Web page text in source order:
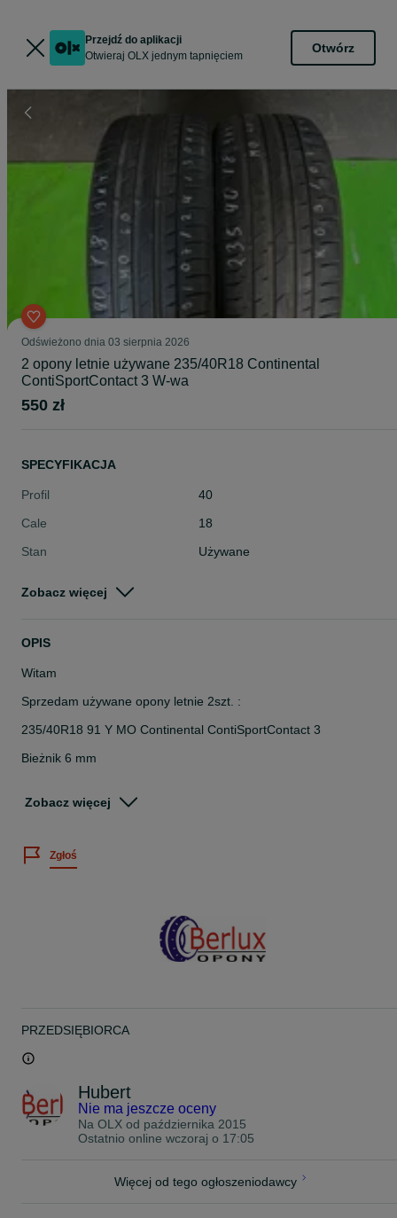
Przejdź do aplikacji
Otwieraj OLX jednym tapnięciem
Otwórz
Odświeżono dnia 03 sierpnia 2026
2 opony letnie używane 235/40R18 Continental
ContiSportContact 3 W-wa
550 zł
SPECYFIKACJA
Profil
40
Cale
18
Stan
Używane
Szerokość
Zobacz więcej
OPIS
Witam
Sprzedam używane opony letnie 2szt. :
235/40R18 91 Y MO Continental ContiSportContact 3
Bieżnik 6 mm
telefonicznym.
03-017 Warszawa Białołęka
Na miejscu posiadamy duży wybór opon nowych i używanych w
atrakcyjnych cenach
K09/07/24/3011 (HEX)
Zobacz więcej
Zgłoś
PRZEDSIĘBIORCA
Hubert
Nie ma jeszcze oceny
Na OLX od października 2015
Ostatnio online wczoraj o 17:05
Więcej od tego ogłoszeniodawcy